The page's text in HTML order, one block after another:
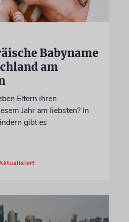
Babyname
am
Eltern ihren
Jahr am liebsten? In
gibt es